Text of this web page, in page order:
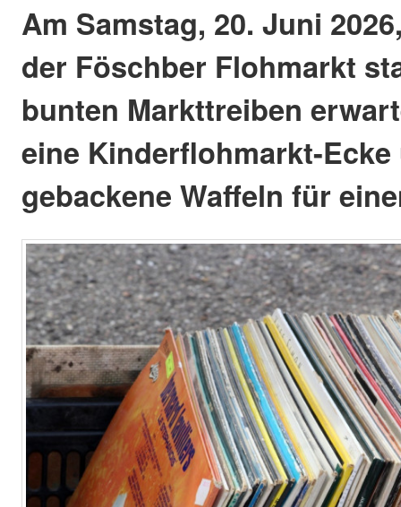
Am Samstag, 20. Juni
der Föschber Flohmarkt
bunten Markttreiben
eine Kinderflohmarkt-
gebackene Waffeln für